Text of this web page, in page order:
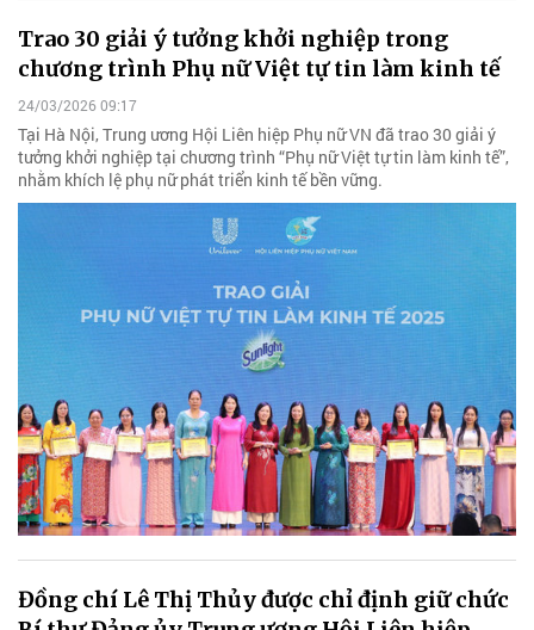
Trao 30 giải ý tưởng khởi nghiệp trong
chương trình Phụ nữ Việt tự tin làm kinh tế
24/03/2026 09:17
Tại Hà Nội, Trung ương Hội Liên hiệp Phụ nữ VN đã trao 30 giải ý
tưởng khởi nghiệp tại chương trình “Phụ nữ Việt tự tin làm kinh tế”,
nhằm khích lệ phụ nữ phát triển kinh tế bền vững.
Đồng chí Lê Thị Thủy được chỉ định giữ chức